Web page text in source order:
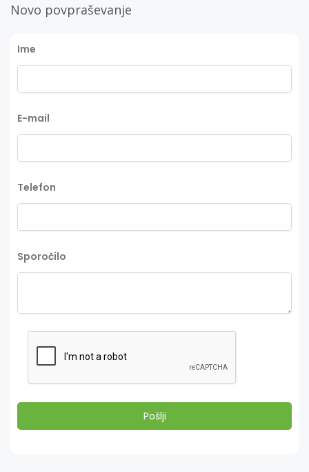
Novo povpraševanje
Ime
E-mail
Telefon
Sporočilo